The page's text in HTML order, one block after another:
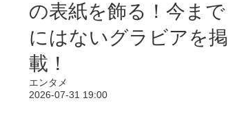
の表紙を飾る！今まで
にはないグラビアを掲
載！
エンタメ
2026-07-31 19:00